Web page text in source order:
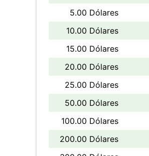
5.00 Dólares
10.00 Dólares
15.00 Dólares
20.00 Dólares
25.00 Dólares
50.00 Dólares
100.00 Dólares
200.00 Dólares